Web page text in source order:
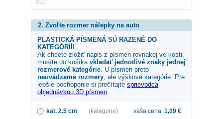
2. Zvoľte rozmer nálepky na auto
PLASTICKÁ PÍSMENÁ SÚ RAZENÉ DO
KATEGÓRIÍ!
Ak chcete zložiť nápis z písmen rovnakej veľkosti,
musíte do košíka vkladať jednotlivé znaky jednej
rozmerové kategórie. U písmen preto
neuvádzame rozmery, ale výškové kategórie. Pre
lepšie pochopenie si prečítajte sprievodca
objednávkou 3D písmen.
kat. 2.5 cm (kategorie) vaša cena: 1,09 €